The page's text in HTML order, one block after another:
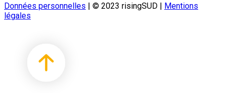
Données personnelles | © 2023 risingSUD | Mentions
légales